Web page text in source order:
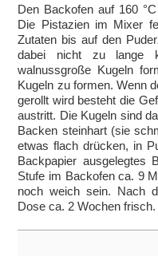
Den Backofen auf 160
Die Pistazien im Mixer
Zutaten bis auf den
dabei nicht zu lange
walnussgroße Kugeln
Kugeln zu formen. Wenn
gerollt wird besteht die
austritt. Die Kugeln sind
Backen steinhart (sie
etwas flach drücken, in
Backpapier ausgelegtes
Stufe im Backofen ca. 9
noch weich sein. Nach
Dose ca. 2 Wochen frisch.